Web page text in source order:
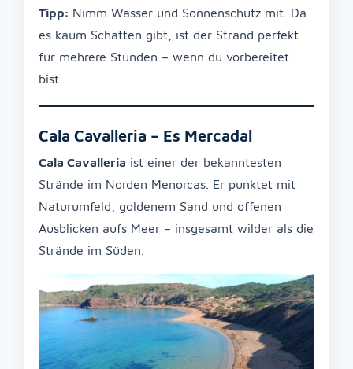
Tipp: Nimm Wasser und Sonnenschutz mit. Da
es kaum Schatten gibt, ist der Strand perfekt
für mehrere Stunden – wenn du vorbereitet
bist.
Cala Cavalleria – Es Mercadal
Cala Cavalleria ist einer der bekanntesten
Strände im Norden Menorcas. Er punktet mit
Naturumfeld, goldenem Sand und offenen
Ausblicken aufs Meer – insgesamt wilder als die
Strände im Süden.